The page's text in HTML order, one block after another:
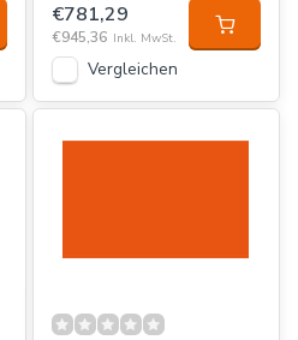
€781,29
€945,36 Inkl. MwSt.
Vergleichen